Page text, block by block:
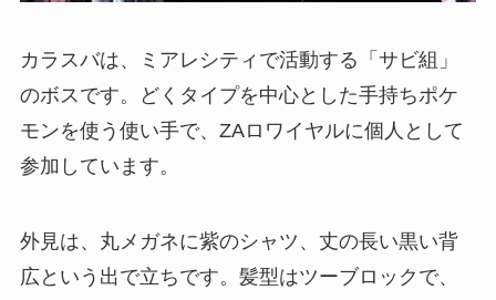
カラスバは、ミアレシティで活動する「サビ組」
のボスです。どくタイプを中心とした手持ちポケ
モンを使う使い手で、ZAロワイヤルに個人として
参加しています。
外見は、丸メガネに紫のシャツ、丈の長い黒い背
広という出で立ちです。髪型はツーブロックで、